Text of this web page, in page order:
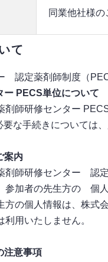
同業他社様
て
認定薬剤師制度（
ー PECS単位について
剤師研修センター
な手続きについては、
案内
師研修センター 認定
参加者の先生方の 個
方の個人情報は、株式
用いたしません。
注意事項